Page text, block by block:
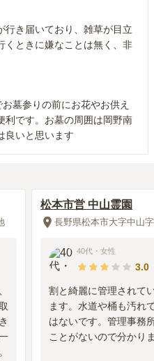
行き届いており、雑草が目立
くときに嫌なことは無く、非
墓参りの前にお花やお供え
利です。お墓の周囲は岡野南
良いと思います
松本市営 中山霊園
長野県松本市大字中山
40代 ・ 女性
3.0
割と綺麗に管理されて
ます。水道や桶も汚れ
はないです。管理事務
ことがないので分かり